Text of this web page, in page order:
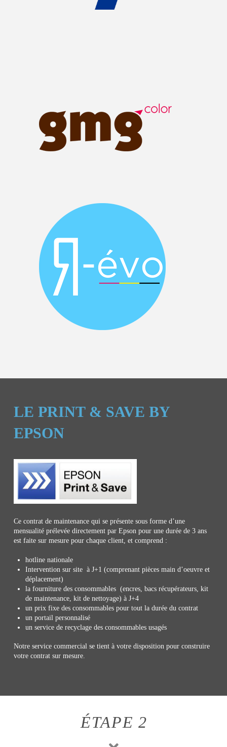
LE PRINT & SAVE BY
EPSON
Ce contrat de maintenance qui se présente sous forme d’une
mensualité prélevée directement par Epson pour une durée de 3 ans
est faite sur mesure pour chaque client, et comprend :
hotline nationale
Intervention sur site à J+1 (comprenant pièces main d’oeuvre et
déplacement)
la fourniture des consommables (encres, bacs récupérateurs, kit
de maintenance, kit de nettoyage) à J+4
un prix fixe des consommables pour tout la durée du contrat
un portail personnalisé
un service de recyclage des consommables usagés
Notre service commercial se tient à votre disposition pour construire
votre contrat sur mesure.
ÉTAPE 2